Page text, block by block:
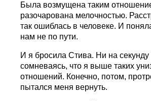
Была возмущена таким
разочарована мелочностью.
так ошиблась в человеке. И
нам не по пути.
И я бросила Стива. Ни на секунду
сомневаясь, что я выше таких
отношений. Конечно, потом,
пытался меня вернуть.